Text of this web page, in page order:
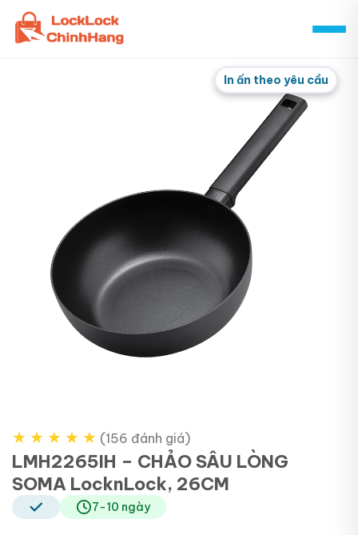
Skip
content
In ấn theo yêu cầu
★ ★ ★ ★ ★ (156 đánh giá)
LMH2265IH – CHẢO SÂU LÒNG
SOMA LocknLock, 26CM
7-10 ngày